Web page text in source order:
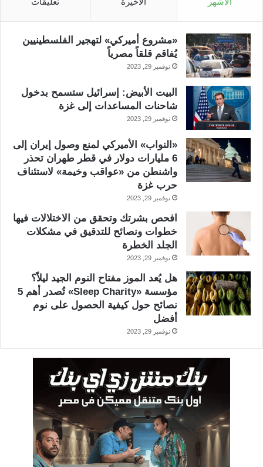
«مشروع أميركي» لتهجير الفلسطينيين
يُفاقم قلقاً مصرياً
نوفمبر 29, 2023
البيت الأبيض: إسرائيل ستسمح بدخول
شاحنات المساعدات إلى غزة
نوفمبر 29, 2023
«النواب» الأميركي لمنع وصول إيران إلى
6 مليارات دولار في قطر طهران تحذر
واشنطن من «عواقب وخيمة» لاستئناف
حرب غزة
نوفمبر 29, 2023
افحص بشرتك وتحقق من الاختلالات فيها
خطوات ونصائح للتدقيق في مشكلات
الجلد الخطرة
نوفمبر 29, 2023
هل يُعد الموز مفتاح النوم الجيد ليلاً؟
مؤسسة «Sleep Charity» تُصدر أهم 5
نصائح حول كيفية الحصول على نوم
أفضل
نوفمبر 29, 2023